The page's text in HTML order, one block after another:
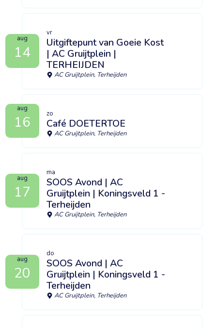
aug
14
vr
Uitgiftepunt van Goeie Kost
| AC Gruijtplein |
TERHEIJDEN
AC Gruijtplein, Terheijden
aug
16 zo
Café DOETERTOE
AC Gruijtplein, Terheijden
aug
17
ma
SOOS Avond | AC
Gruijtplein | Koningsveld 1 -
Terheijden
AC Gruijtplein, Terheijden
aug
20
do
SOOS Avond | AC
Gruijtplein | Koningsveld 1 -
Terheijden
AC Gruijtplein, Terheijden